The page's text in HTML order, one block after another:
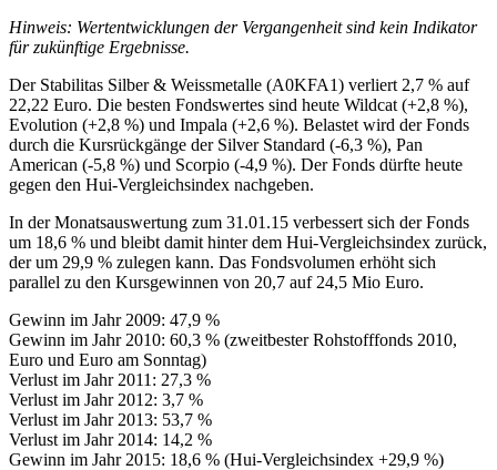
Hinweis: Wertentwicklungen der Vergangenheit sind kein Indikator
für zukünftige Ergebnisse.
Der Stabilitas Silber & Weissmetalle (A0KFA1) verliert 2,7 % auf
22,22 Euro. Die besten Fondswertes sind heute Wildcat (+2,8 %),
Evolution (+2,8 %) und Impala (+2,6 %). Belastet wird der Fonds
durch die Kursrückgänge der Silver Standard (-6,3 %), Pan
American (-5,8 %) und Scorpio (-4,9 %). Der Fonds dürfte heute
gegen den Hui-Vergleichsindex nachgeben.
In der Monatsauswertung zum 31.01.15 verbessert sich der Fonds
um 18,6 % und bleibt damit hinter dem Hui-Vergleichsindex zurück,
der um 29,9 % zulegen kann. Das Fondsvolumen erhöht sich
parallel zu den Kursgewinnen von 20,7 auf 24,5 Mio Euro.
Gewinn im Jahr 2009: 47,9 %
Gewinn im Jahr 2010: 60,3 % (zweitbester Rohstofffonds 2010,
Euro und Euro am Sonntag)
Verlust im Jahr 2011: 27,3 %
Verlust im Jahr 2012: 3,7 %
Verlust im Jahr 2013: 53,7 %
Verlust im Jahr 2014: 14,2 %
Gewinn im Jahr 2015: 18,6 % (Hui-Vergleichsindex +29,9 %)